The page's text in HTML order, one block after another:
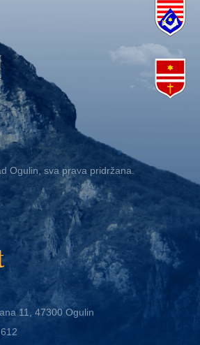
Ogulin, sva prava pridržana.
11, 47300 Ogulin